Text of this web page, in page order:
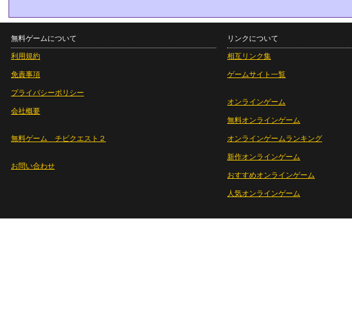
無料ゲームについて
利用規約
免責事項
プライバシーポリシー
会社概要
無料ゲーム チビクエスト２
お問い合わせ
リンクについて
相互リンク集
ゲームサイト一覧
オンラインゲーム
無料オンラインゲーム
オンラインゲームランキング
新作オンラインゲーム
おすすめオンラインゲーム
人気オンラインゲーム